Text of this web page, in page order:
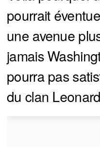
pourrait
une avenue
jamais
pourra pas
du clan